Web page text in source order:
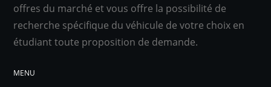
offres du marché et vous offre la possibilité de
recherche spécifique du véhicule de votre choix en
étudiant toute proposition de demande.
MENU